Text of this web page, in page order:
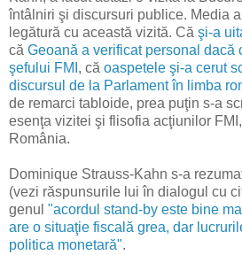
întâlniri şi discursuri publice. Media
legătură cu această vizită. Că şi-a
că Geoană a verificat personal dacă
şefului FMI , că oaspetele şi-a cerut
discursul de la Parlament în limba
de remarci tabloide, prea puţin s-a
esenţa vizitei şi flisofia acţiunilor
România.
Dominique Strauss-Kahn s-a
(vezi răspunsurile lui în dialogul cu
genul "acordul stand-by este bine
are o situaţie fiscală grea, dar
politica monetară".